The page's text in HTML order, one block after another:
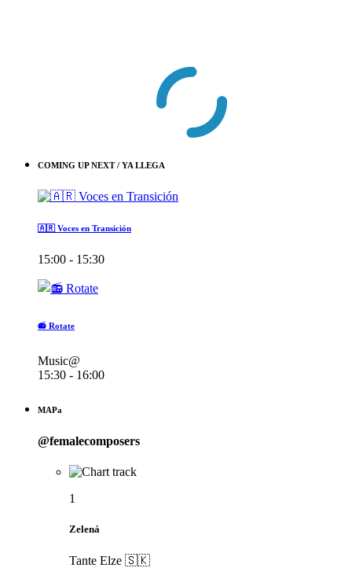
COMING UP NEXT / YA LLEGA
🇦🇷 Voces en Transición
15:00 - 15:30
📻 Rotate
Music@
15:30 - 16:00
MAPa
@femalecomposers
1
Zelená
Tante Elze 🇸🇰